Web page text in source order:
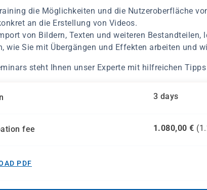
die Möglichkeiten und die Nutzeroberfläche
an die Erstellung von Videos.
von Bildern, Texten und weiteren Bestandteilen,
wie Sie mit Übergängen und Effekten arbeiten und
steht Ihnen unser Experte mit hilfreichen
3 days
fee 1.080,00 € (
PDF